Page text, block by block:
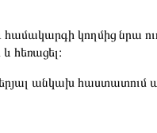
կողմից նրա
հեռացել։
անկախ հաստատում